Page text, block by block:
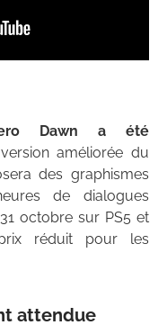
Dawn a été
améliorée du
des graphismes
de dialogues
octobre sur PS5 et
réduit pour les
attendue